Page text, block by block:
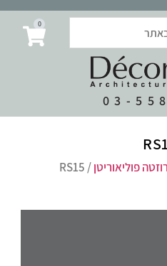
03-
0
רוזטה פוליאוריטן/ RS15